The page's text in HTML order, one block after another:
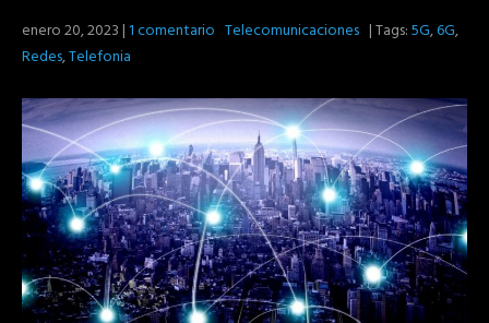
enero 20, 2023|1 comentario Telecomunicaciones | Tags:5G,6G,
Redes,Telefonia